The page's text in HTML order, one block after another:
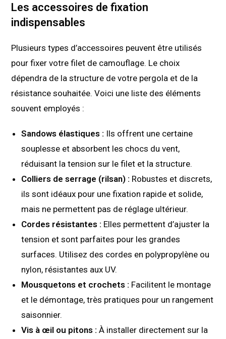
Les accessoires de fixation
indispensables
Plusieurs types d’accessoires peuvent être utilisés
pour fixer votre filet de camouflage. Le choix
dépendra de la structure de votre pergola et de la
résistance souhaitée. Voici une liste des éléments
souvent employés :
Sandows élastiques : Ils offrent une certaine
souplesse et absorbent les chocs du vent,
réduisant la tension sur le filet et la structure.
Colliers de serrage (rilsan) : Robustes et discrets,
ils sont idéaux pour une fixation rapide et solide,
mais ne permettent pas de réglage ultérieur.
Cordes résistantes : Elles permettent d’ajuster la
tension et sont parfaites pour les grandes
surfaces. Utilisez des cordes en polypropylène ou
nylon, résistantes aux UV.
Mousquetons et crochets : Facilitent le montage
et le démontage, très pratiques pour un rangement
saisonnier.
Vis à œil ou pitons : À installer directement sur la